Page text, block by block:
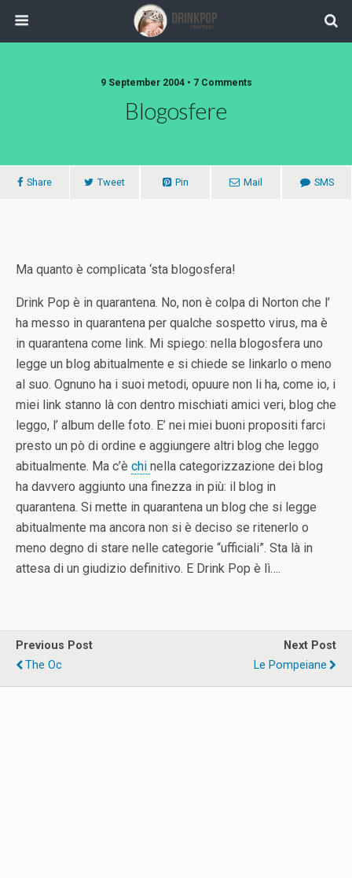
9 September 2004 • 7 Comments
Blogosfere
Share Tweet Pin Mail SMS
Ma quanto è complicata ‘sta blogosfera!
Drink Pop è in quarantena. No, non è colpa di Norton che l’
ha messo in quarantena per qualche sospetto virus, ma è
in quarantena come link. Mi spiego: nella blogosfera uno
legge un blog abitualmente e si chiede se linkarlo o meno
al suo. Ognuno ha i suoi metodi, opuure non li ha, come io, i
miei link stanno là con dentro mischiati amici veri, blog che
leggo, l’ album delle foto. E’ nei miei buoni propositi farci
presto un pò di ordine e aggiungere altri blog che leggo
abitualmente. Ma c’è chi nella categorizzazione dei blog
ha davvero aggiunto una finezza in più: il blog in
quarantena. Si mette in quarantena un blog che si legge
abitualmente ma ancora non si è deciso se ritenerlo o
meno degno di stare nelle categorie “ufficiali”. Sta là in
attesa di un giudizio definitivo. E Drink Pop è lì….
Previous Post
The Oc
Next Post
Le Pompeiane